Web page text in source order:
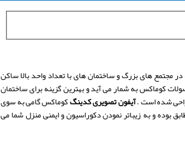
های بزرگ و ساختمان های با تعداد واحد بالا ساکن
کوماکس به شمار می آید و بهترین گزینه برای ساختمان
شده است .آیفون تصویری کدینگکوماکس گامی به سوی
بوده و به زیباتر نمودن دکوراسیون و ایمنی منزل شما می